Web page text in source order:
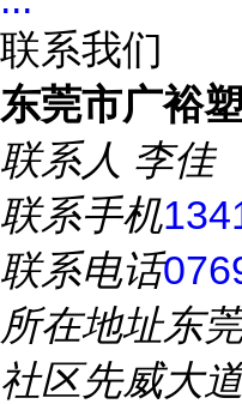
联系我们
东莞市广裕
联系人 李佳
联系手机
联系电话
所在地址东
社区先威大